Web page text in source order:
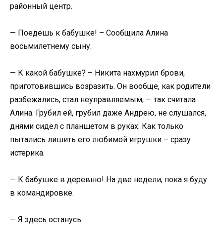
районный центр.
— Поедешь к бабушке! – Сообщила Алина
восьмилетнему сыну.
— К какой бабушке? – Никита нахмурил брови,
приготовившись возразить. Он вообще, как родители
разбежались, стал неуправляемым, — так считала
Алина. Грубил ей, грубил даже Андрею, не слушался,
днями сидел с планшетом в руках. Как только
пытались лишить его любимой игрушки – сразу
истерика.
— К бабушке в деревню! На две недели, пока я буду
в командировке.
— Я здесь останусь.